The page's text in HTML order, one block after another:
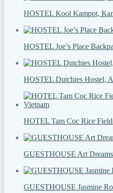
HOSTEL Kool Kampot,
HOSTEL Joe’s Place
HOSTEL Dutchies Hostel,
HOTEL Tam Coc Rice
GUESTHOUSE Art
GUESTHOUSE Jasmine